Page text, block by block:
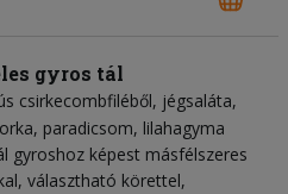
gyros tál
csirkecombfiléből jégsaláta
paradicsom lilahagyma
gyroshoz képest másfélszeres
választható körettel,